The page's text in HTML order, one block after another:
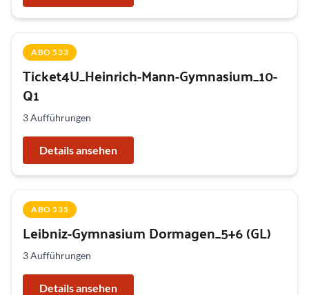
ABO 533
Ticket4U_Heinrich-Mann-Gymnasium_10-
Q1
3 Aufführungen
Details ansehen
ABO 535
Leibniz-Gymnasium Dormagen_5+6 (GL)
3 Aufführungen
Details ansehen